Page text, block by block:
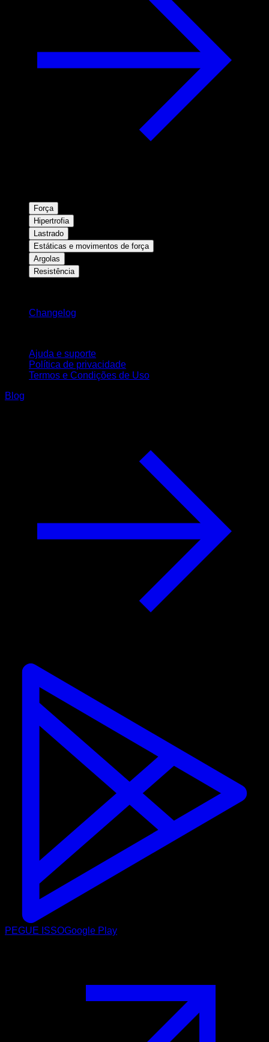
Força
Hipertrofia
Lastrado
Estáticas e movimentos de força
Argolas
Resistência
Changelog
Ajuda e suporte
Política de privacidade
Termos e Condições de Uso
Blog
PEGUE ISSOGoogle Play